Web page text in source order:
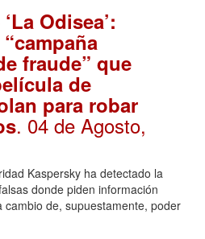
Odisea’:
fraude” que
de
para robar
. 04 de Agosto,
Kaspersky ha detectado la
donde piden información
cambio de, supuestamente, poder